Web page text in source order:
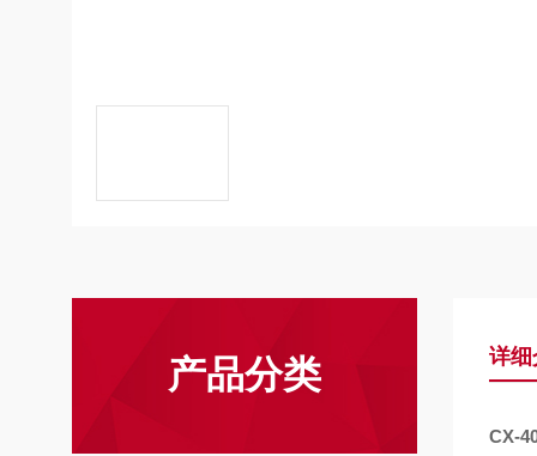
产品分类 详细
CX-